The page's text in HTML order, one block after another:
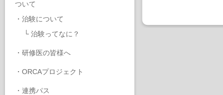
ついて
・ 治験について
└ 治験ってなに？
・ 研修医の皆様へ
・ ORCAプロジェクト
・ 連携パス